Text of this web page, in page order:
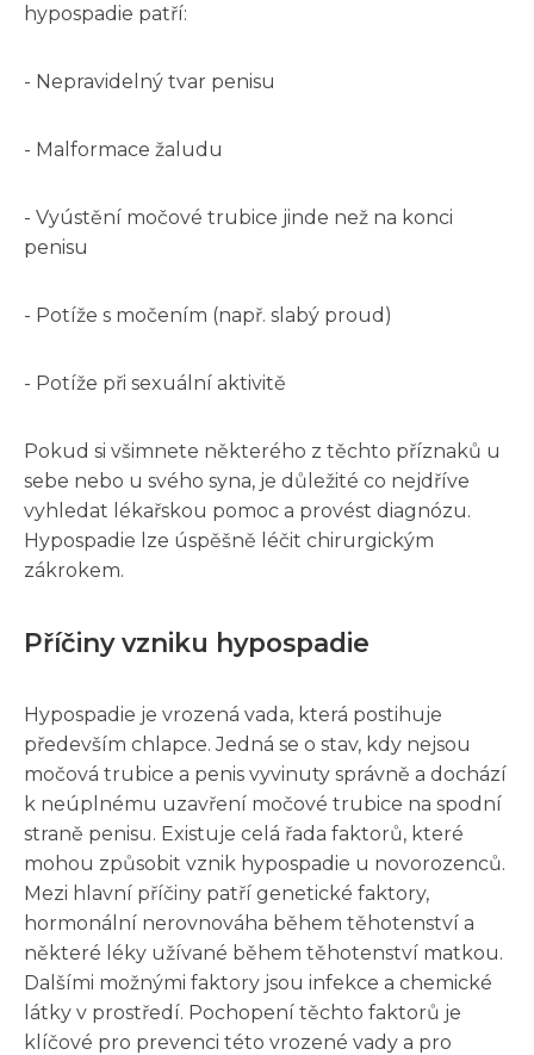
hypospadie patří:
- Nepravidelný tvar penisu
- Malformace žaludu
- Vyústění močové trubice jinde než na konci
penisu
- Potíže s močením (např. slabý proud)
- Potíže při sexuální aktivitě
Pokud si všimnete některého z těchto příznaků u
sebe nebo u svého syna, je důležité co nejdříve
vyhledat lékařskou pomoc a provést diagnózu.
Hypospadie lze úspěšně léčit chirurgickým
zákrokem.
Příčiny vzniku hypospadie
Hypospadie je vrozená vada, která postihuje
především chlapce. Jedná se o stav, kdy nejsou
močová trubice a penis vyvinuty správně a dochází
k neúplnému uzavření močové trubice na spodní
straně penisu. Existuje celá řada faktorů, které
mohou způsobit vznik hypospadie u novorozenců.
Mezi hlavní příčiny patří genetické faktory,
hormonální nerovnováha během těhotenství a
některé léky užívané během těhotenství matkou.
Dalšími možnými faktory jsou infekce a chemické
látky v prostředí. Pochopení těchto faktorů je
klíčové pro prevenci této vrozené vady a pro